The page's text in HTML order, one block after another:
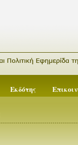
Εκδότης